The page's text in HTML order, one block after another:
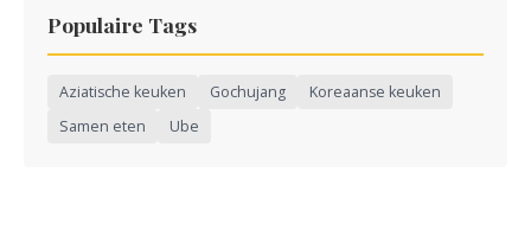
Populaire Tags
Aziatische keuken Gochujang
Koreaanse keuken
Samen eten
Ube